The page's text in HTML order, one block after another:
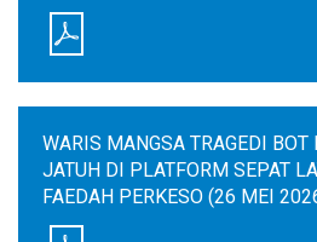
WARIS MANGSA TRAGEDI BOT
JATUH DI PLATFORM SEPAT
FAEDAH PERKESO (26 MEI